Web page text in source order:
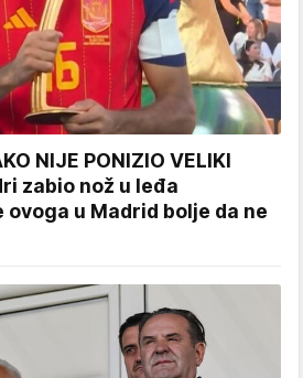
NIJE PONIZIO VELIKI
zabio nož u leđa
ovoga u Madrid bolje da ne